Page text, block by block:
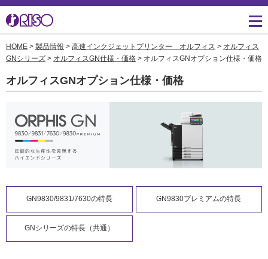
用途・事例紹介 トップ ソリューション
導入事例
素材ダウンロード
サポート トップ よくあるご質問（FAQ）
製品についてのお問い合
ダウンロード
消耗品情報
知る・学ぶTOP かんたん会社案内
広報誌『理想の詩』
数字でわかる理想科学
鹿島アントラーズ応援サ
企業情報TOP ごあいさつ
会社概要
事業拠点一覧
あゆみ
HOME > 製品情報 > 高速インクジェットプリンター オルフィス > オルフィス
GNシリーズ > オルフィスGN仕様・価格 > オルフィスGNオプション仕様・価格
オルフィスGNオプション仕様・価格
GN9830/9831/7630の特長 GN9830プレミアムの特長
GNシリーズの特長（共通）